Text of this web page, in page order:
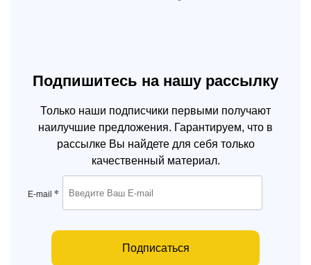
Подпишитесь на нашу рассылку
Только наши подписчики первыми получают
наилучшие предложения. Гарантируем, что в
рассылке Вы найдете для себя только
качественный материал.
E-mail *
Подписаться